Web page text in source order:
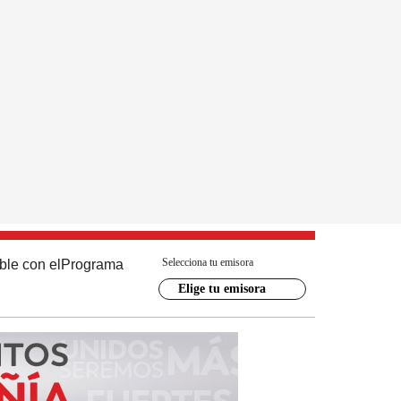
con el Programa Selecciona tu emisora
Elige tu emisora